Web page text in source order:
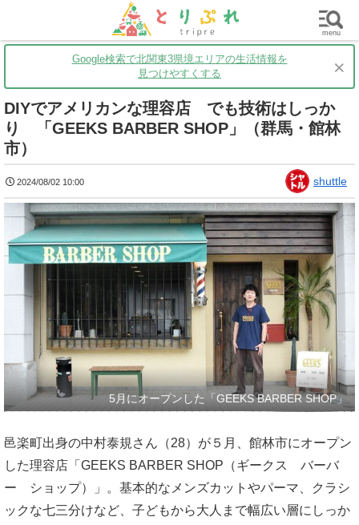
茨城 グルメ 買い物 子育て
Google検索で北関東3県境エリアの生活情報を
見つけやすくする
×
DIYでアメリカンな理容店 でも技術はしっか
り 「GEEKS BARBER SHOP」（群馬・館林
市）
2024/08/02 10:00 shuttle
5月にオープンした「GEEKS BARBER SHOP」
邑楽町出身の中村泰規さん（28）が５月、館林市にオープン
した理容店「GEEKS BARBER SHOP（ギークス バーバ
ー ショップ）」。基本的なメンズカットやパーマ、クラシ
ックな七三分けなど、子どもから大人まで幅広い層にしっか
menu